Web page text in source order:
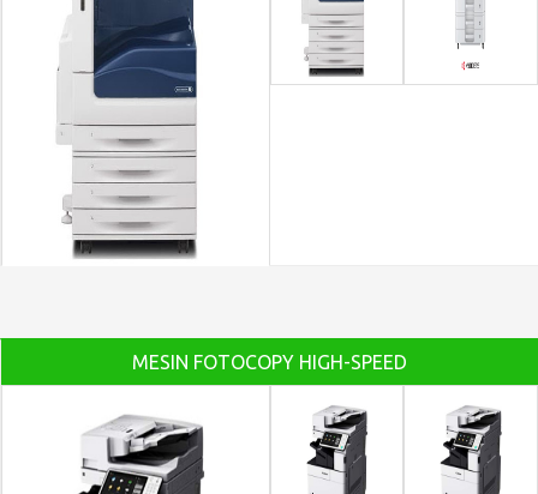
MESIN FOTOCOPY HIGH-SPEED